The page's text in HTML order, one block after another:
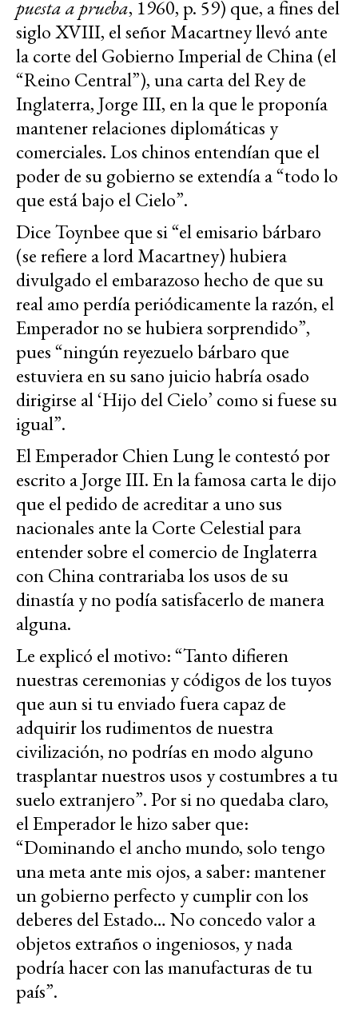
puesta a prueba, 1960, p. 59) que, a fines del
siglo XVIII, el señor Macartney llevó ante
la corte del Gobierno Imperial de China (el
“Reino Central”), una carta del Rey de
Inglaterra, Jorge III, en la que le proponía
mantener relaciones diplomáticas y
comerciales. Los chinos entendían que el
poder de su gobierno se extendía a “todo lo
que está bajo el Cielo”.
Dice Toynbee que si “el emisario bárbaro
(se refiere a lord Macartney) hubiera
divulgado el embarazoso hecho de que su
real amo perdía periódicamente la razón, el
Emperador no se hubiera sorprendido”,
pues “ningún reyezuelo bárbaro que
estuviera en su sano juicio habría osado
dirigirse al ‘Hijo del Cielo’ como si fuese su
igual”.
El Emperador Chien Lung le contestó por
escrito a Jorge III. En la famosa carta le dijo
que el pedido de acreditar a uno sus
nacionales ante la Corte Celestial para
entender sobre el comercio de Inglaterra
con China contrariaba los usos de su
dinastía y no podía satisfacerlo de manera
alguna.
Le explicó el motivo: “Tanto difieren
nuestras ceremonias y códigos de los tuyos
que aun si tu enviado fuera capaz de
adquirir los rudimentos de nuestra
civilización, no podrías en modo alguno
trasplantar nuestros usos y costumbres a tu
suelo extranjero”. Por si no quedaba claro,
el Emperador le hizo saber que:
“Dominando el ancho mundo, solo tengo
una meta ante mis ojos, a saber: mantener
un gobierno perfecto y cumplir con los
deberes del Estado… No concedo valor a
objetos extraños o ingeniosos, y nada
podría hacer con las manufacturas de tu
país”.